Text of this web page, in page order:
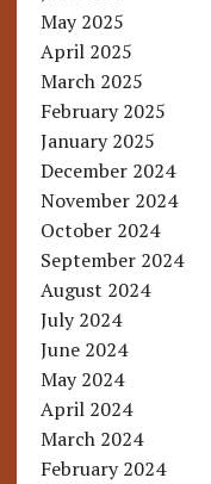
May 2025
April 2025
March 2025
February 2025
January 2025
December 2024
November 2024
October 2024
September 2024
August 2024
July 2024
June 2024
May 2024
April 2024
March 2024
February 2024